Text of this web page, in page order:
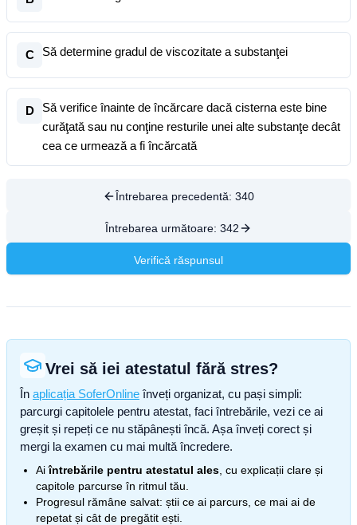
C Să determine gradul de viscozitate a substanţei
D
Să verifice înainte de încărcare dacă cisterna este bine
curăţată sau nu conţine resturile unei alte substanţe decât
cea ce urmează a fi încărcată
Întrebarea precedentă: 340
Întrebarea următoare: 342
Verifică răspunsul
Vrei să iei atestatul fără stres?
În aplicația SoferOnline înveți organizat, cu pași simpli:
parcurgi capitolele pentru atestat, faci întrebările, vezi ce ai
greșit și repeți ce nu stăpânești încă. Așa înveți corect și
mergi la examen cu mai multă încredere.
Aiîntrebările pentru atestatul ales , cu explicații clare și
capitole parcurse în ritmul tău.
Progresul rămâne salvat: știi ce ai parcurs, ce mai ai de
repetat și cât de pregătit ești.